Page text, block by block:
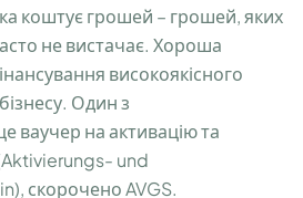
коштує грошей – грошей, яких
не вистачає. Хороша
високоякісного
Один з
ваучер на активацію та
und
скорочено AVGS.